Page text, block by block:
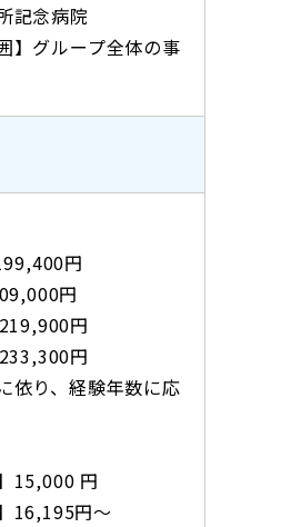
記念病院
】グループ全体の事
円
円
円
円
依り、経験年数に応
15,000 円
16,195円～